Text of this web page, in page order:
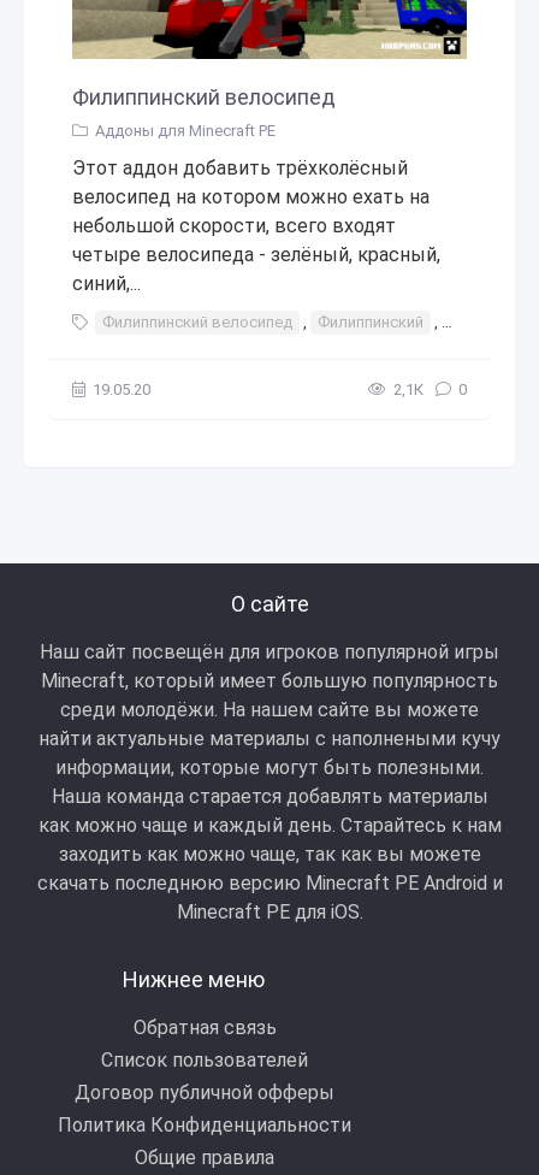
Филиппинский велосипед
Аддоны для Minecraft PE
Этот аддон добавить трёхколёсный
велосипед на котором можно ехать на
небольшой скорости, всего входят
четыре велосипеда - зелёный, красный,
синий,...
Филиппинский велосипед , Филиппинский , Филиппины
19.05.20 2,1К 0
О сайте
Наш сайт посвещён для игроков популярной игры
Minecraft, который имеет большую популярность
среди молодёжи. На нашем сайте вы можете
найти актуальные материалы с наполнеными кучу
информации, которые могут быть полезными.
Наша команда старается добавлять материалы
как можно чаще и каждый день. Старайтесь к нам
заходить как можно чаще, так как вы можете
скачать последнюю версию Minecraft PE Android и
Minecraft РЕ для iOS.
Нижнее меню
Обратная связь
Список пользователей
Договор публичной офферы
Политика Конфиденциальности
Общие правила